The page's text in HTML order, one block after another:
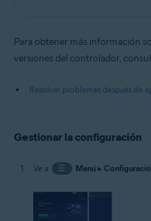
Para obtener más información
versiones del controlador,
Resolver problemas después de
Gestionar la configuración
Ve a ☰ Menú▸